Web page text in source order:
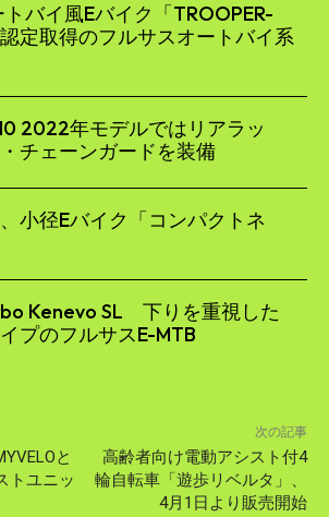
バイ風Eバイク「TROOPER-
定取得のフルサスオートバイ系
2022年モデルではリアラッ
チェーンガードを装備
小径Eバイク「コンパクトネ
Kenevo SL 下りを重視した
プのフルサスE-MTB
と
トユニッ
次の記事
高齢者向け電動アシスト付4
輪自転車「遊歩リベルタ」、
4月1日より販売開始